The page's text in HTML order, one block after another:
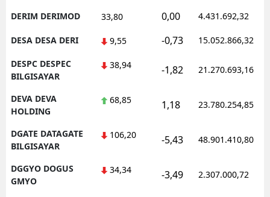
DERIM DERIMOD 33,80 0,00 4.431.692,32
DESA DESA DERI 9,55 -0,73 15.052.866,32
DESPC DESPEC
BILGISAYAR
38,94 -1,82 21.270.693,16
DEVA DEVA
HOLDING
68,85 1,18 23.780.254,85
DGATE DATAGATE
BILGISAYAR
106,20 -5,43 48.901.410,80
DGGYO DOGUS
GMYO
34,34 -3,49 2.307.000,72